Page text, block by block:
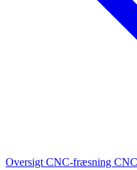
Oversigt CNC-fræsning